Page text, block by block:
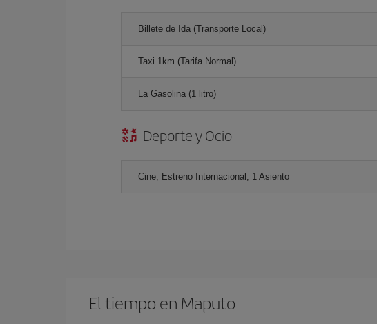
Billete de Ida (Transporte Local)
Taxi 1km (Tarifa Normal)
La Gasolina (1 litro)
Deporte y Ocio
Cine, Estreno Internacional, 1 Asiento
El tiempo en Maputo